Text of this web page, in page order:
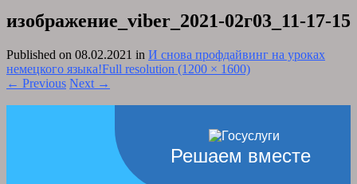
изображение_viber_2021-02г03_11-17-15
Published on 08.02.2021 in И снова профдайвинг на уроках
немецкого языка!Full resolution (1200 × 1600)
← Previous Next →
Решаем вместе